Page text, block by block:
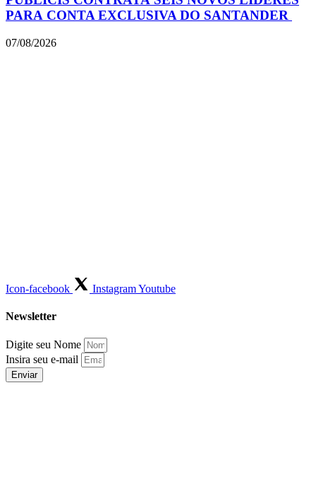
PARA CONTA EXCLUSIVA DO SANTANDER
07/08/2026
Icon-facebook InstagramYoutube
Newsletter
Digite seu Nome
Insira seu e-mail
Enviar